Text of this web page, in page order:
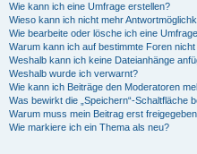
Wie kann ich eine Umfrage erstellen?
Wieso kann ich nicht mehr
Wie bearbeite oder lösche ich eine
Warum kann ich auf bestimmte Foren
Weshalb kann ich keine Dateianhänge
Weshalb wurde ich verwarnt?
Wie kann ich Beiträge den Moderatoren
Was bewirkt die „Speichern“-Schaltfläche
Warum muss mein Beitrag erst
Wie markiere ich ein Thema als neu?